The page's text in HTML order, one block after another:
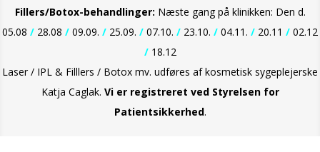
Fillers/Botox-behandlinger: Næste gang på klinikken: Den d.
05.08 / 28.08 / 09.09. / 25.09. / 07.10. / 23.10. / 04.11. / 20.11 / 02.12
/18.12
Laser / IPL & Filllers / Botox mv. udføres af kosmetisk sygeplejerske
Katja Caglak. Vi er registreret ved Styrelsen for
Patientsikkerhed.